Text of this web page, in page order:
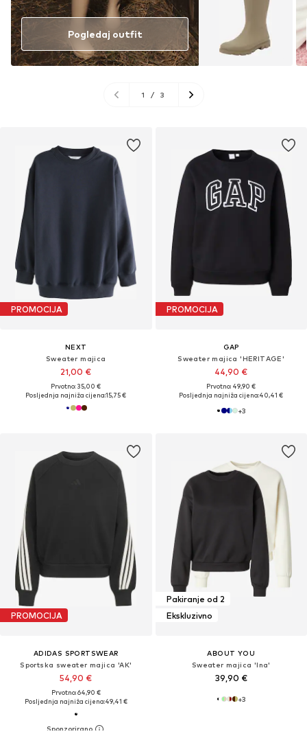
Pogledaj outfit
1 / 3
PROMOCIJA
NEXT
Sweater majica
21,00 €
Prvotno: 35,00 €
Posljednja najniža cijena:15,75 €
PROMOCIJA
GAP
Sweater majica 'HERITAGE'
44,90 €
Prvotno: 49,90 €
Posljednja najniža cijena:40,41 €
+3
PROMOCIJA
ADIDAS SPORTSWEAR
Sportska sweater majica 'AK'
54,90 €
Prvotno: 64,90 €
Posljednja najniža cijena:49,41 €
Pakiranje od 2
Ekskluzivno
ABOUT YOU
Sweater majica 'Ina'
39,90 €
+3